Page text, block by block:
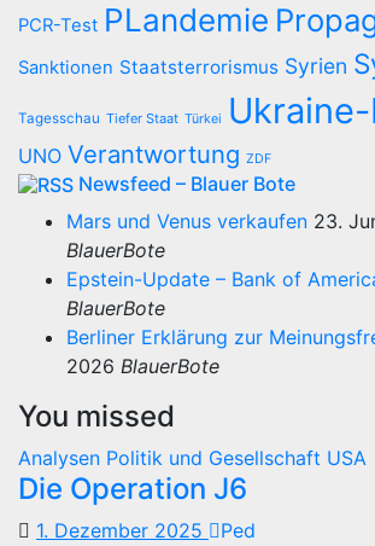
PCR-Test PLandemie
Sanktionen Staatsterrorismus Syrien
Tagesschau Tiefer Staat Türkei
UNO Verantwortung ZDF
Newsfeed – Blauer Bote
Mars und Venus verkaufen 23.
BlauerBote
Epstein-Update – Bank of
BlauerBote
Berliner Erklärung zur
2026 BlauerBote
You missed
Analysen Politik und Gesellschaft USA
Die Operation J6
1. Dezember 2025
Ped